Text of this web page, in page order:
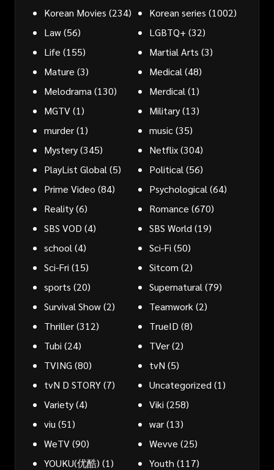
Korean Movies (234) Korean series (1002)
Law(56) LGBTQ+ (32)
Life (155) Martial Arts (3)
Mature (3) Medical (48)
Melodrama (130) Merdical (1)
MGTV(1) Military(13)
murder(1) music(35)
Mystery(345) Netflix(304)
PlayList Global (5) Political (56)
Prime Video (84) Psychological (64)
Reality(6) Romance (670)
SBS VOD (4) SBS World (19)
school (4) Sci-Fi (50)
Sci-Fri (15) Sitcom (2)
sports (20) Supernatural (79)
Survival Show(2) Teamwork (2)
Thriller(312) TrueID (8)
Tubi (24) TVer(2)
TVING (80) tvN (5)
tvN D STORY(7) Uncategorized (1)
Variety(4) Viki (258)
viu (51) war(13)
WeTV(90) Wevve (25)
YOUKU(优酷) (1) Youth (117)